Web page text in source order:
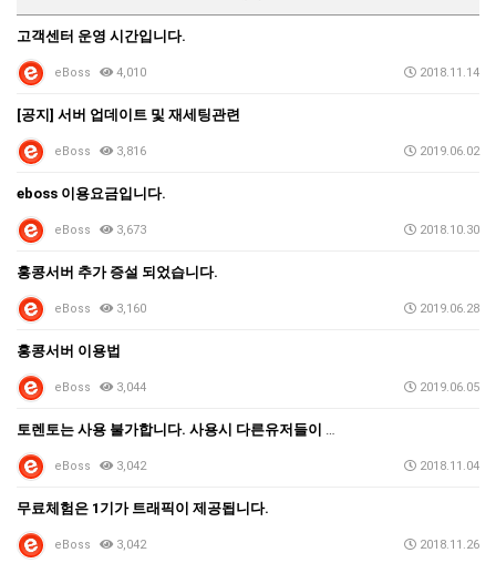
고객센터 운영 시간입니다.
eBoss 4,010 2018.11.14
[공지] 서버 업데이트 및 재세팅관련
eBoss 3,816 2019.06.02
eboss 이용요금입니다.
eBoss 3,673 2018.10.30
홍콩서버 추가 증설 되었습니다.
eBoss 3,160 2019.06.28
홍콩서버 이용법
eBoss 3,044 2019.06.05
토렌토는 사용 불가합니다. 사용시 다른유저들이 영향을 …
eBoss 3,042 2018.11.04
무료체험은 1기가 트래픽이 제공됩니다.
eBoss 3,042 2018.11.26